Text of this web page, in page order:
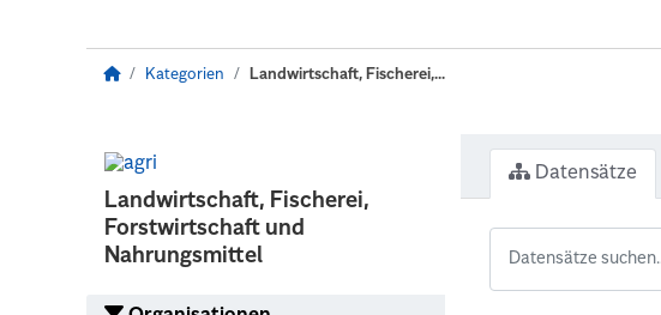
Kategorien Landwirtschaft, Fischerei,...
Landwirtschaft, Fischerei,
Forstwirtschaft und
Nahrungsmittel
Datensätze